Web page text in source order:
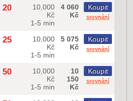
20
10,000
Kč
1-5 min
4 060
Kč
Koupit
srovnání
25
10,000
Kč
1-5 min
5 075
Kč
Koupit
srovnání
50
10,000
Kč
1-5 min
10
150
Kč
Koupit
srovnání